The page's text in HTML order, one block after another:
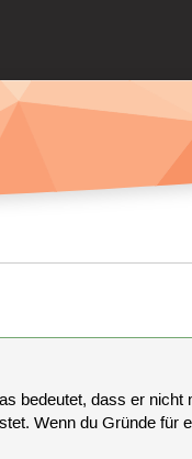
bedeutet, dass er
Wenn du Gründe